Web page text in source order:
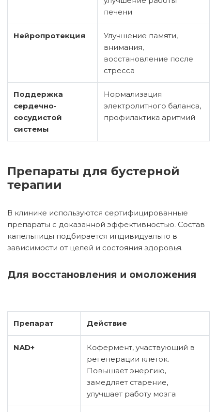
печени
Нейропротекция
Улучшение памяти,
внимания,
восстановление после
стресса
Поддержка
сердечно-
сосудистой
системы
Нормализация
электролитного баланса,
профилактика аритмий
Препараты для бустерной
терапии
В клинике используются сертифицированные
препараты с доказанной эффективностью. Состав
капельницы подбирается индивидуально в
зависимости от целей и состояния здоровья.
Для восстановления и омоложения
Препарат Действие
NAD+
Кофермент, участвующий в
регенерации клеток.
Повышает энергию,
замедляет старение,
улучшает работу мозга